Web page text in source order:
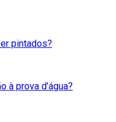
pintados?
à prova d’água?